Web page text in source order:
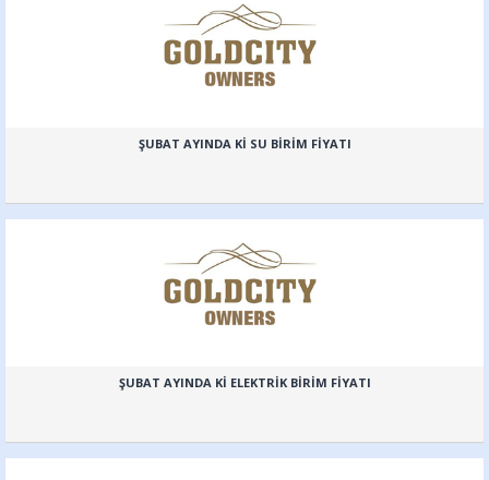
ŞUBAT AYINDA Kİ SU BİRİM FİYATI
ŞUBAT AYINDA Kİ ELEKTRİK BİRİM FİYATI